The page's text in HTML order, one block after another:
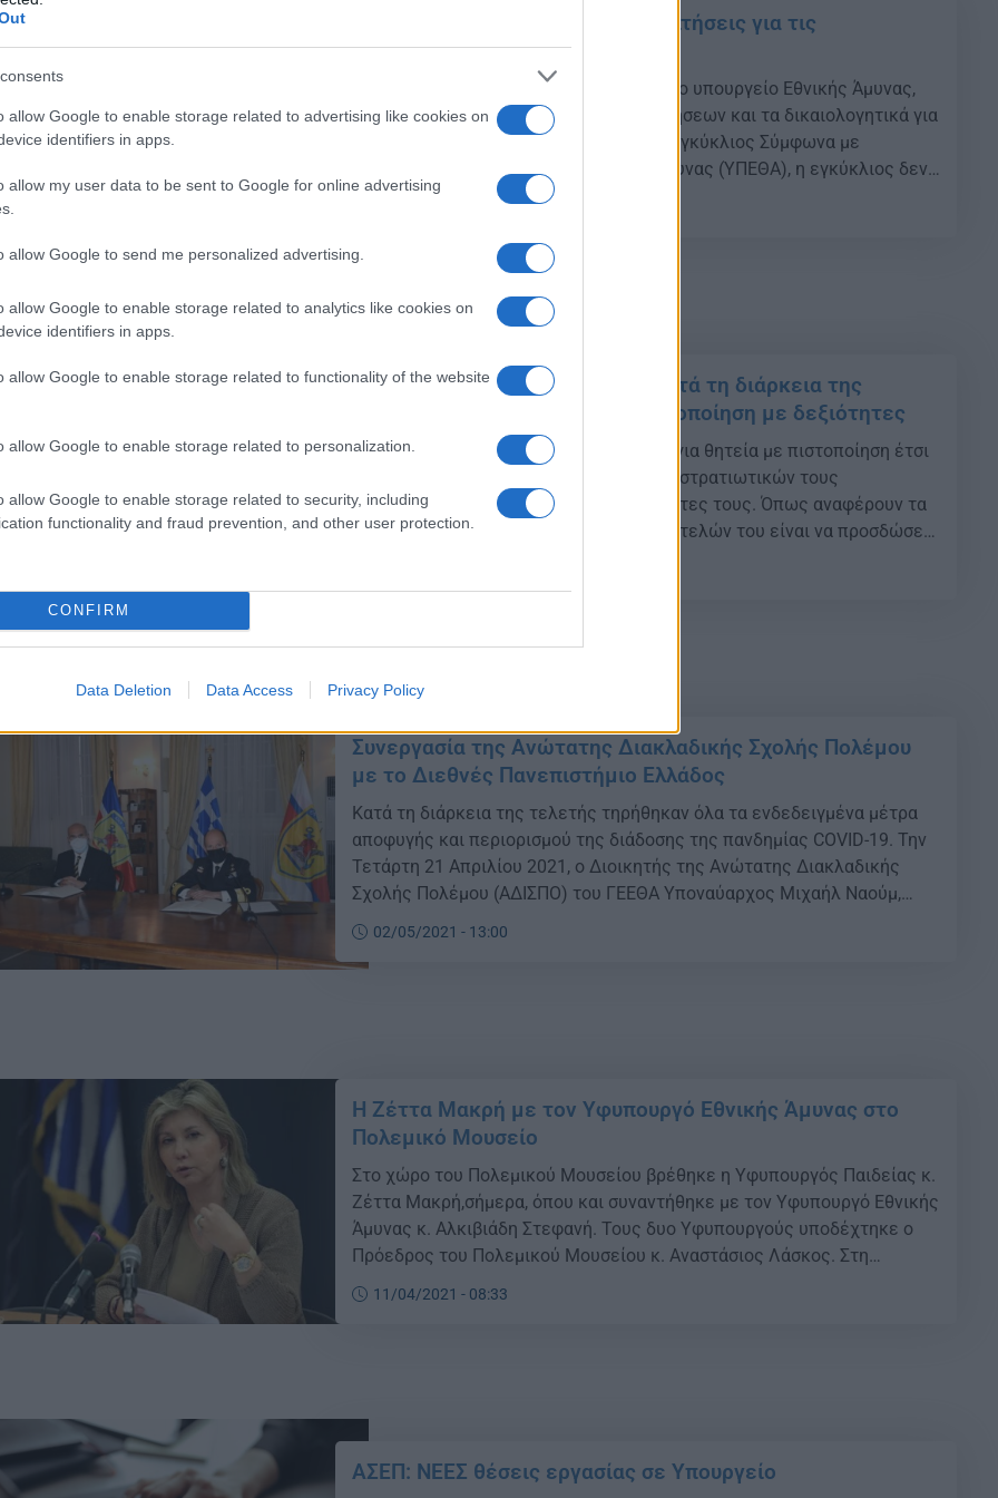
allow Google to enable storage related to advertising like cookies on
identifiers in apps.
allow my user data to be sent to Google for online advertising
allow Google to send me personalized advertising.
allow Google to enable storage related to analytics like cookies on
identifiers in apps.
allow Google to enable storage related to functionality of the website
allow Google to enable storage related to personalization.
allow Google to enable storage related to security, including
functionality and fraud prevention, and other user protection.
CONFIRM
Data Deletion Data Access Privacy Policy
Πανελλήνιες 2021: Ξεκινούν οι αιτήσεις για τις
στρατιωτικές σχολές
Πανελλήνιες 2021: Δημοσιεύθηκε από το υπουργείο Εθνικής Άμυνας,
προκήρυξη σχετικά με την υποβολή αιτήσεων και τα δικαιολογητικά για
τις στρατιωτικές σχολές. Αναλυτικά η εγκύκλιος Σύμφωνα με
ενημέρωση του Υπουργείου Εθνικής Άμυνας (ΥΠΕΘΑ), η εγκύκλιος δεν
θα διακινηθεί σε έντυπη μορφή και επομένως οι υποψήφιοι θα πρέπει
17/05/2021 - 14:02
Πιστοποιητικό με αντίκρυσμα κατά τη διάρκεια της
Θητείας και επαγγελματική πιστοποίηση με δεξιότητες
Το υπουργείο Άμυνας ετοιμάζει σχέδιο για θητεία με πιστοποίηση έτσι
ώστε οι φαντάροι κατά τη διάρκεια των στρατιωτικών τους
υποχρεώσεων να ενισχύουν τις δεξιότητες τους. Όπως αναφέρουν τα
νέα, στόχος του υπουργείου και των επιτελών του είναι να προσδώσει
Συνεργασία της Ανώτατης Διακλαδικής Σχολής Πολέμου
με το Διεθνές Πανεπιστήμιο Ελλάδος
Κατά τη διάρκεια της τελετής τηρήθηκαν όλα τα ενδεδειγμένα μέτρα
αποφυγής και περιορισμού της διάδοσης της πανδημίας COVID-19. Την
Τετάρτη 21 Απριλίου 2021, ο Διοικητής της Ανώτατης Διακλαδικής
Σχολής Πολέμου (ΑΔΙΣΠΟ) του ΓΕΕΘΑ Υποναύαρχος Μιχαήλ Ναούμ,
εκπροσωπώντας το ΓΕΕΘΑ και ο Ομότιμος Καθηγητής Αθανάσιος
Καΐσης, Πρόεδρος της Διοικούσας Επιτροπής του Διεθνούς
Πανεπιστημίου Ελλάδος (ΔΙΠΑΕ) υπέγραψαν […]
02/05/2021 - 13:00
Η Ζέττα Μακρή με τον Υφυπουργό Εθνικής Άμυνας στο
Πολεμικό Μουσείο
Στο χώρο του Πολεμικού Μουσείου βρέθηκε η Υφυπουργός Παιδείας κ.
Ζέττα Μακρή,σήμερα, όπου και συναντήθηκε με τον Υφυπουργό Εθνικής
Άμυνας κ. Αλκιβιάδη Στεφανή. Τους δυο Υφυπουργούς υποδέχτηκε ο
Πρόεδρος του Πολεμικού Μουσείου κ. Αναστάσιος Λάσκος. Στη
συνάντησή τους, η κ. Μακρή και ο κ. Στεφανής εδραίωσαν τη συνέργεια
του Υπουργείου Εθνικής Άμυνας με το Υπουργείο […]
11/04/2021 - 08:33
ΑΣΕΠ: ΝΕΕΣ θέσεις εργασίας σε Υπουργείο